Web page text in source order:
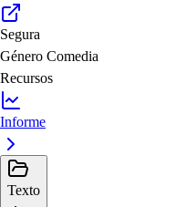
Segura
Género Comedia
Recursos
Informe
Texto